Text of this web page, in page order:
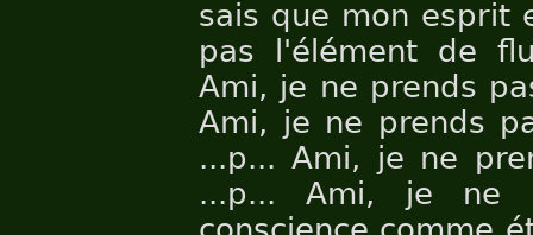
sais que mon esprit
pas l'élément de
Ami, je ne prends
Ami, je ne prends
...p... Ami, je ne
...p... Ami, je ne